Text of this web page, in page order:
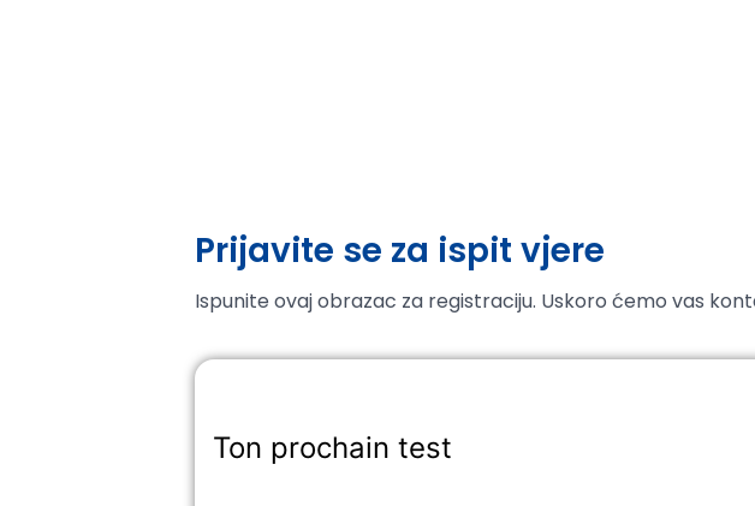
Prijavite se za ispit vjere
Ispunite ovaj obrazac za registraciju. Uskoro ćemo vas
Ton prochain test